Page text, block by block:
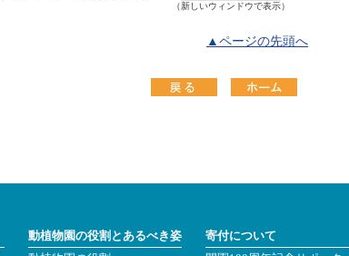
（新しいウィンドウで表示）
▲ページの先頭へ
動植物園の役割とあるべき姿
寄付について